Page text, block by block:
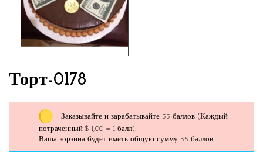
Торт-0178
Заказывайте и зарабатывайте 55 баллов (Каждый
потраченный $ 1,00 = 1 балл).
Ваша корзина будет иметь общую сумму 55 баллов.